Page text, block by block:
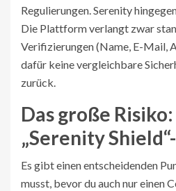
Regulierungen. Serenity
Die Plattform verlangt zwar
Verifizierungen (Name, E-Mail,
dafür keine vergleichbare
zurück.
Das große
„Serenity
Es gibt einen entscheidenden
musst, bevor du auch nur einen